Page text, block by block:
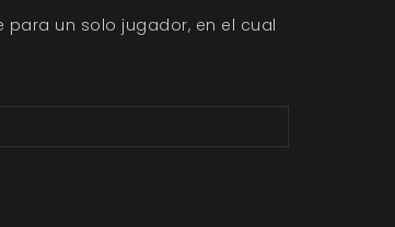
para un solo jugador, en el cual